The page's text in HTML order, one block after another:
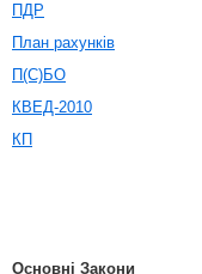
ПДР
План рахунків
П(С)БО
КВЕД-2010
КП
Основні Закони